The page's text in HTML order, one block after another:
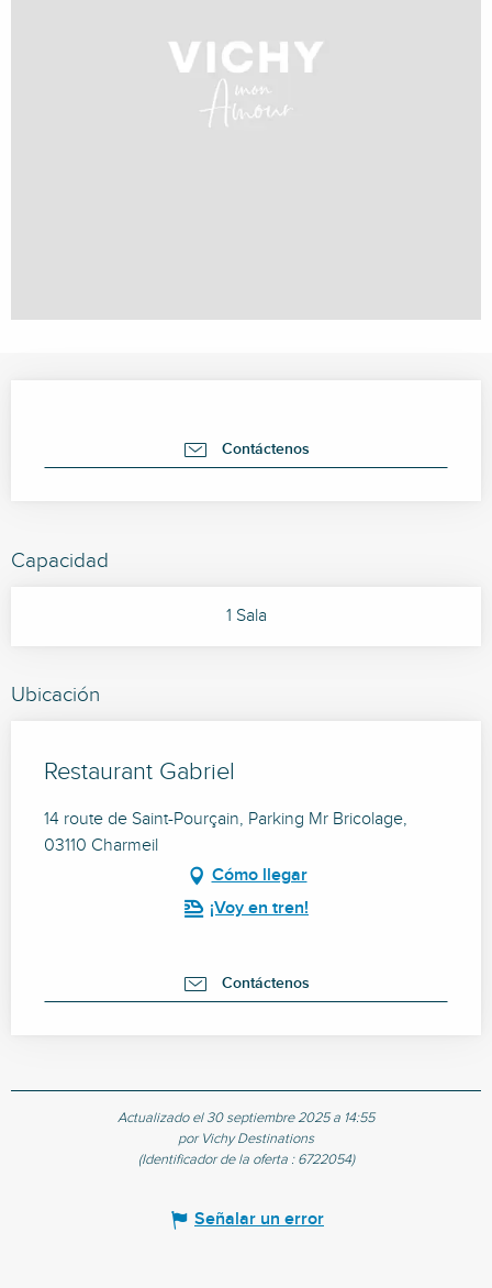
Contáctenos
Capacidad
1 Sala
Ubicación
Restaurant Gabriel
14 route de Saint-Pourçain, Parking Mr Bricolage,
03110 Charmeil
Cómo llegar
¡Voy en tren!
Contáctenos
Actualizado el 30 septiembre 2025 a 14:55
por Vichy Destinations
(Identificador de la oferta : 6722054)
Señalar un error